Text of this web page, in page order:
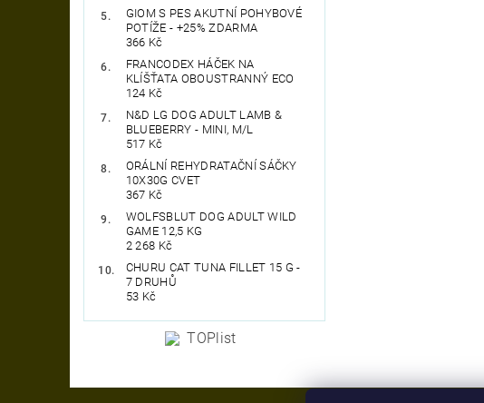
GIOM S PES AKUTNÍ POHYBOVÉ
POTÍŽE - +25% ZDARMA
366 Kč
FRANCODEX HÁČEK NA
KLÍŠŤATA OBOUSTRANNÝ ECO
124 Kč
N&D LG DOG ADULT LAMB &
BLUEBERRY - MINI, M/L
517 Kč
ORÁLNÍ REHYDRATAČNÍ SÁČKY
10X30G CVET
367 Kč
WOLFSBLUT DOG ADULT WILD
GAME 12,5 KG
2 268 Kč
CHURU CAT TUNA FILLET 15 G -
7 DRUHŮ
53 Kč